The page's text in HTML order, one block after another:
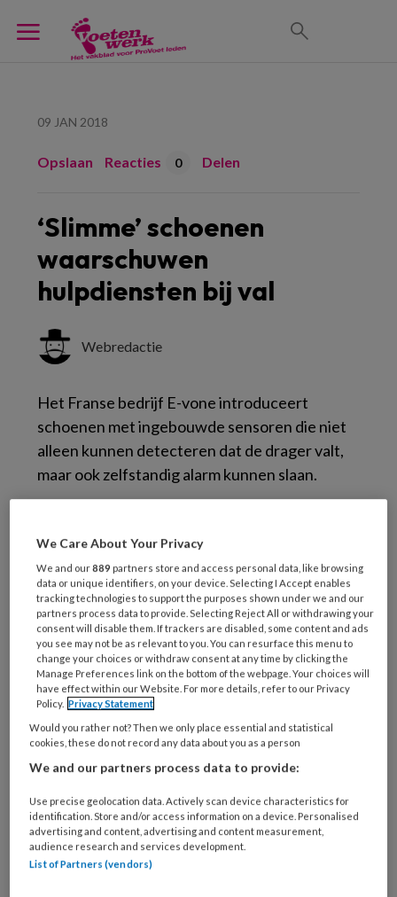
09 JAN 2018
Opslaan Reacties 0 Delen
‘Slimme’ schoenen
waarschuwen
hulpdiensten bij val
Webredactie
Het Franse bedrijf E-vone introduceert
schoenen met ingebouwde sensoren die niet
alleen kunnen detecteren dat de drager valt,
maar ook zelfstandig alarm kunnen slaan.
De schoenen zijn bedoeld voor senioren, maar
ook bouwvakkers, wandelaars en anderen
kunnen de schoen gebruiken. In de zool van de
schoen zijn diverse sensoren geplaatst: een
GPS voor de locatiebepaling, een
versnellingsmeter, een gyroscoop en een
druksensor die meet of iemand de schoen
daadwerkelijk draagt en het alarm activeert.
De schoen heeft verder niets nodig om alarm
te kunnen slaan: de ingebouwde sensoren,
gecombineerd met de GPS-locatiemodule en
een GSM-module zorgen voor een noodsignaal
We Care About Your Privacy
We and our889 partners store and access personal data, like browsing
data or unique identifiers, on your device. Selecting I Accept enables
tracking technologies to support the purposes shown under we and our
partners process data to provide. Selecting Reject All or withdrawing your
consent will disable them. If trackers are disabled, some content and ads
you see may not be as relevant to you. You can resurface this menu to
change your choices or withdraw consent at any time by clicking the
Manage Preferences link on the bottom of the webpage. Your choices will
have effect within our Website. For more details, refer to our Privacy
Policy. Privacy Statement
Would you rather not? Then we only place essential and statistical
cookies, these do not record any data about you as a person
We and our partners process data to provide:
Use precise geolocation data. Actively scan device characteristics for
identification. Store and/or access information on a device. Personalised
advertising and content, advertising and content measurement,
audience research and services development.
List of Partners (vendors)